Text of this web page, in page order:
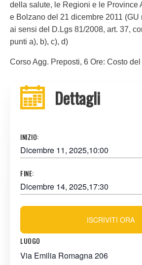
della salute, le Regioni e le Province
e Bolzano del 21 dicembre 2011 (GU
ai sensi del D.Lgs 81/2008, art. 37,
punti a), b), c), d)
Corso Agg. Preposti, 6 Ore: Costo
Dettagli
INIZIO:
Dicembre 11, 2025,10:00
FINE:
Dicembre 14, 2025,17:30
LUOGO
Via Emilia Romagna 206
ISCRIVITI ORA